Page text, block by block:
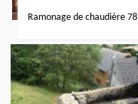
Ramonage de chaudière 78